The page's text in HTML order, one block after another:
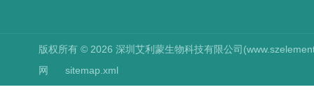
版权所有 © 2026 深圳艾利蒙生物科技有限公司
网
sitemap.xml